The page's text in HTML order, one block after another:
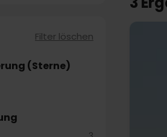
Filter löschen
(Sterne)